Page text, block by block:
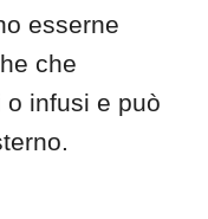
esserne
che
infusi e può